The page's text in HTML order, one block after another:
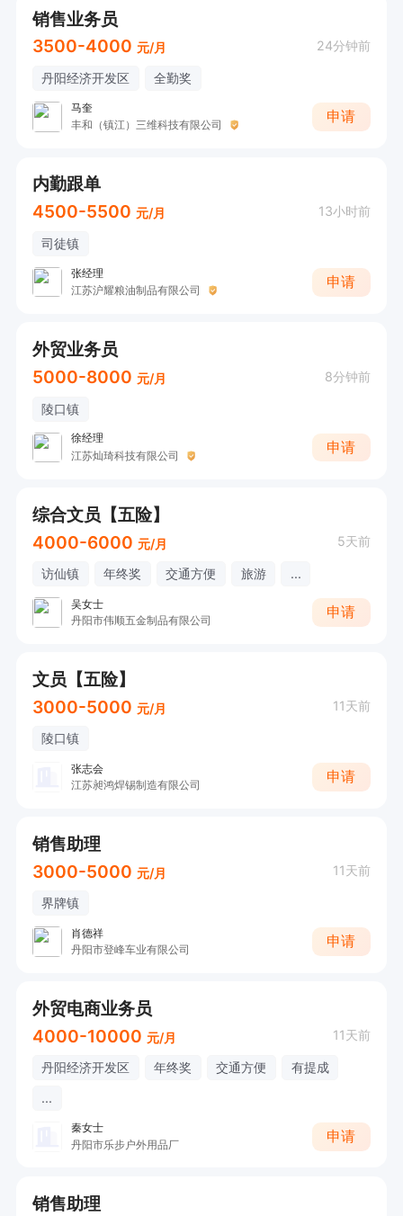
销售业务员
3500-4000 元/月 24分钟前
丹阳经济开发区 全勤奖
马奎
丰和（镇江）三维科技有限公司
申请
内勤跟单
4500-5500 元/月 13小时前
司徒镇
张经理
江苏沪耀粮油制品有限公司
申请
外贸业务员
5000-8000 元/月 8分钟前
陵口镇
徐经理
江苏灿琦科技有限公司
申请
综合文员【五险】
4000-6000 元/月 5天前
访仙镇 年终奖 交通方便 旅游 ...
吴女士
丹阳市伟顺五金制品有限公司
申请
文员【五险】
3000-5000 元/月 11天前
陵口镇
张志会
江苏昶鸿焊锡制造有限公司
申请
销售助理
3000-5000 元/月 11天前
界牌镇
肖德祥
丹阳市登峰车业有限公司
申请
外贸电商业务员
4000-10000 元/月 11天前
丹阳经济开发区 年终奖 交通方便
有提成
...
秦女士
丹阳市乐步户外用品厂
申请
销售助理